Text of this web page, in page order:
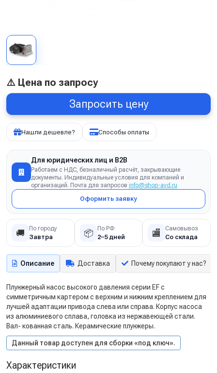
⚠️ Цена по запросу
Запросить цену
Нашли дешевле? Способы оплаты
Для юридических лиц и B2B
Работаем с НДС, безналичный расчёт, закрывающие
документы. Индивидуальные условия для компаний и
организаций. Почта для запросов info@shop-avd.ru
Оформить заявку
🚚 По городу
Завтра 📦 По РФ
2–5 дней 🏬 Самовывоз
Со склада
Описание Доставка Почему покупают у нас?
Плунжерный насос высокого давления серии EF с
симметричным картером с верхним и нижним креплением для
лучшей адаптации привода слева или справа. Корпус насоса
из алюминиевого сплава, головка из нержавеющей стали.
Вал- кованная сталь. Керамические плунжеры.
Данный товар доступен для сборки «под ключ».
Характеристики